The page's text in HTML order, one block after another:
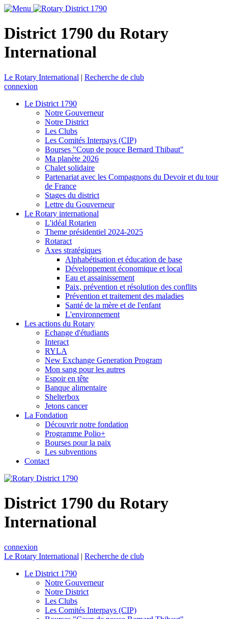
District 1790 du Rotary
International
Le Rotary International | Recherche de club
connexion
Le District 1790
Notre Gouverneur
Notre District
Les Clubs
Les Comités Interpays (CIP)
Bourses "Coup de pouce Bernard Thibaut"
Ma planète 2026
Chalet solidaire
Partenariat avec les Compagnons du Devoir et du tour
de France
Stages du district
Lettre du Gouverneur
Le Rotary international
L'idéal Rotarien
Theme présidentiel 2024-2025
Rotaract
Axes stratégiques
Alphabétisation et éducation de base
Développement économique et local
Eau et assainissement
Paix, prévention et résolution des conflits
Prévention et traitement des maladies
Santé de la mère et de l'enfant
L'environnement
Les actions du Rotary
Echange d'étudiants
Interact
RYLA
New Exchange Generation Program
Mon sang pour les autres
Espoir en tête
Banque alimentaire
Shelterbox
Jetons cancer
La Fondation
Découvrir notre fondation
Programme Polio+
Bourses pour la paix
Les subventions
Contact
District 1790 du Rotary
International
connexion
Le Rotary International | Recherche de club
Le District 1790
Notre Gouverneur
Notre District
Les Clubs
Les Comités Interpays (CIP)